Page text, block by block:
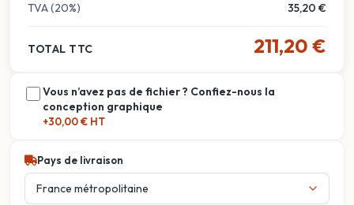
TVA (20%)
35,20 €
TOTAL TTC 211,20 €
Vous n’avez pas de fichier ? Confiez-nous la
conception graphique
+30,00 € HT
Pays de livraison